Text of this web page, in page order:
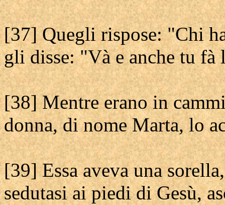
[37] Quegli rispose: "Chi
gli disse: "Và e anche tu fà
[38] Mentre erano in
donna, di nome Marta, lo
[39] Essa aveva una
sedutasi ai piedi di Gesù,